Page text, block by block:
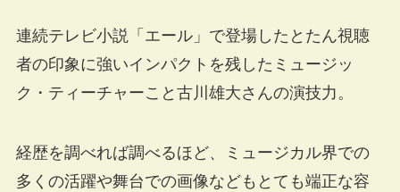
連続テレビ小説「エール」で登場したとたん視聴
者の印象に強いインパクトを残したミュージッ
ク・ティーチャーこと古川雄大さんの演技力。
経歴を調べれば調べるほど、ミュージカル界での
多くの活躍や舞台での画像などもとても端正な容